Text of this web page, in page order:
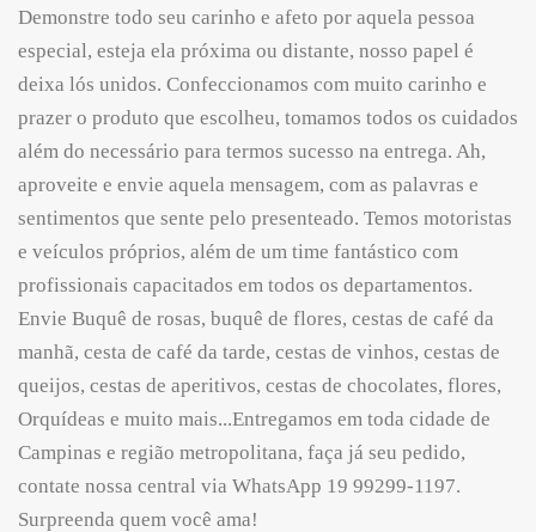
Demonstre todo seu carinho e afeto por aquela pessoa
especial, esteja ela próxima ou distante, nosso papel é
deixa lós unidos. Confeccionamos com muito carinho e
prazer o produto que escolheu, tomamos todos os cuidados
além do necessário para termos sucesso na entrega. Ah,
aproveite e envie aquela mensagem, com as palavras e
sentimentos que sente pelo presenteado. Temos motoristas
e veículos próprios, além de um time fantástico com
profissionais capacitados em todos os departamentos.
Envie Buquê de rosas, buquê de flores, cestas de café da
manhã, cesta de café da tarde, cestas de vinhos, cestas de
queijos, cestas de aperitivos, cestas de chocolates, flores,
Orquídeas e muito mais...Entregamos em toda cidade de
Campinas e região metropolitana, faça já seu pedido,
contate nossa central via WhatsApp 19 99299-1197.
Surpreenda quem você ama!